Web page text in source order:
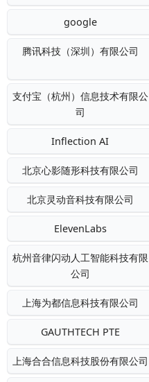
google
腾讯科技（深圳）有限公司
支付宝（杭州）信息技术有限公
司
Inflection AI
北京心影随形科技有限公司
北京灵动音科技有限公司
ElevenLabs
杭州音律闪动人工智能科技有限
公司
上海为都信息科技有限公司
GAUTHTECH PTE
上海合合信息科技股份有限公司